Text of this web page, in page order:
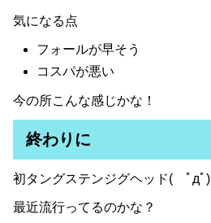
気になる点
フォールが早そう
コスパが悪い
今の所こんな感じかな！
終わりに
初タングステンジグヘッド( ﾟдﾟ)
最近流行ってるのかな？